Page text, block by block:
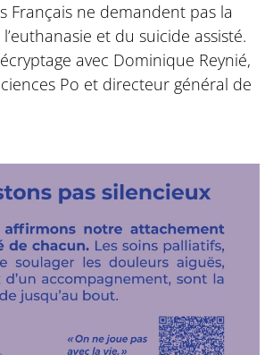
Français ne demandent pas la
et du suicide assisté.
avec Dominique Reynié,
Po et directeur général de